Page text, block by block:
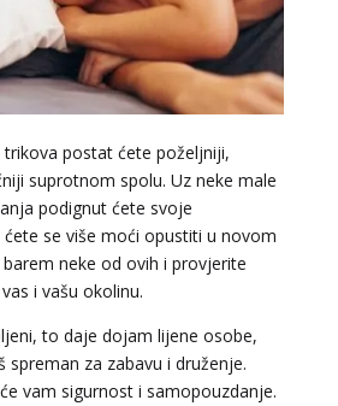
postat ćete poželjniji,
suprotnom spolu. Uz neke male
podignut ćete svoje
se više moći opustiti u novom
neke od ovih i provjerite
i vašu okolinu.
to daje dojam lijene osobe,
spreman za zabavu i druženje.
vam sigurnost i samopouzdanje.
/ Kod #136
savjetnik je zauzet
karte, anđeoske poruke
Broj tel: 064/600-600
- mob:1,12€ min